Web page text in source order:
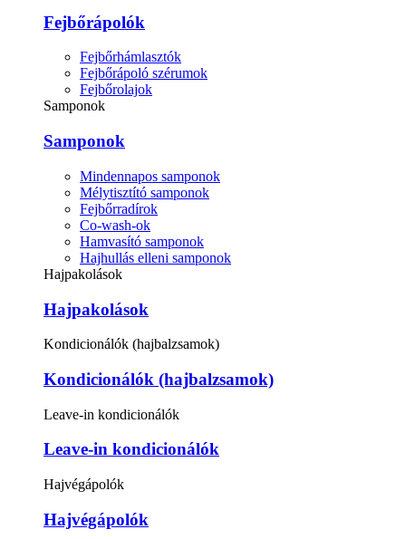
Fejbőrápolók
Fejbőrhámlasztók
Fejbőrápoló szérumok
Fejbőrolajok
Samponok
Samponok
Mindennapos samponok
Mélytisztító samponok
Fejbőrradírok
Co-wash-ok
Hamvasító samponok
Hajhullás elleni samponok
Hajpakolások
Hajpakolások
Kondicionálók (hajbalzsamok)
Kondicionálók (hajbalzsamok)
Leave-in kondicionálók
Leave-in kondicionálók
Hajvégápolók
Hajvégápolók